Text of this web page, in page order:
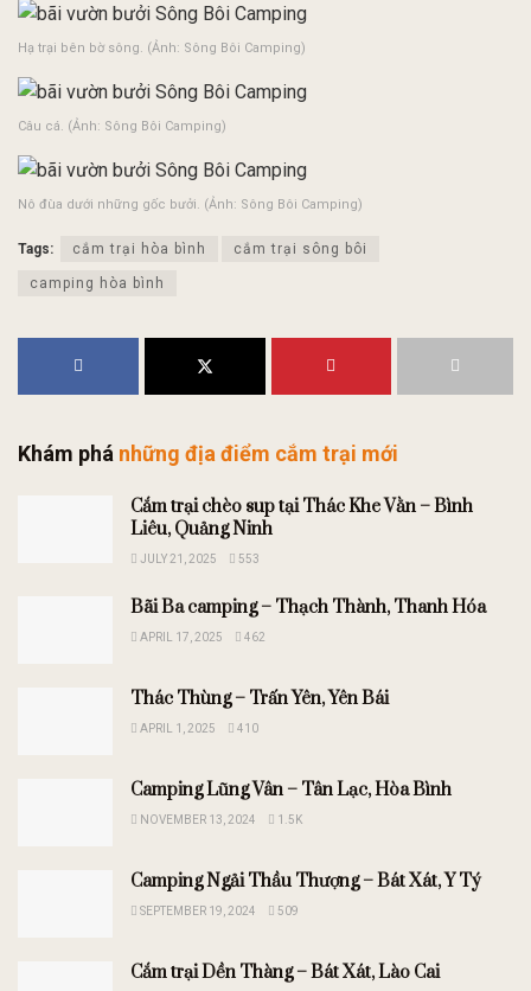
Hạ trại bên bờ sông. (Ảnh: Sông Bôi Camping)
Câu cá. (Ảnh: Sông Bôi Camping)
Nô đùa dưới những gốc bưởi. (Ảnh: Sông Bôi Camping)
Tags: cắm trại hòa bình cắm trại sông bôi
camping hòa bình
Khám phá những địa điểm cắm trại mới
Cắm trại chèo sup tại Thác Khe Vằn – Bình
Liêu, Quảng Ninh
JULY 21, 2025 553
Bãi Ba camping – Thạch Thành, Thanh Hóa
APRIL 17, 2025 462
Thác Thùng – Trấn Yên, Yên Bái
APRIL 1, 2025 410
Camping Lũng Vân – Tân Lạc, Hòa Bình
NOVEMBER 13, 2024 1.5K
Camping Ngải Thầu Thượng – Bát Xát, Y Tý
SEPTEMBER 19, 2024 509
Cắm trại Dền Thàng – Bát Xát, Lào Cai